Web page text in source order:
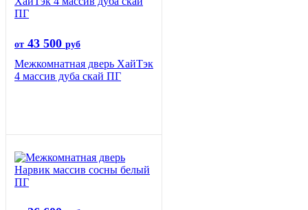
от 43 500 руб
Межкомнатная дверь ХайТэк
4 массив дуба скай ПГ